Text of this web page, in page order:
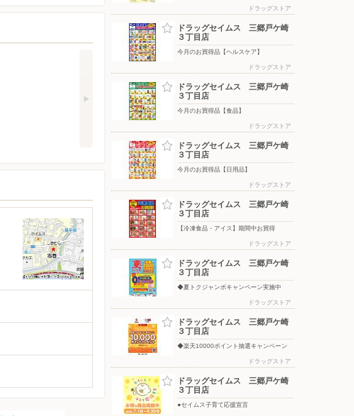
ドラッグストア
ドラッグセイムス 三郷戸ケ崎
３丁目店
今月のお買得品【ヘルスケア】
ドラッグストア
ドラッグセイムス 三郷戸ケ崎
３丁目店
今月のお買得品【食品】
ドラッグストア
ドラッグセイムス 三郷戸ケ崎
３丁目店
今月のお買得品【日用品】
ドラッグストア
ドラッグセイムス 三郷戸ケ崎
３丁目店
【冷凍食品・アイス】期間中お買得
ドラッグストア
ドラッグセイムス 三郷戸ケ崎
３丁目店
◆夏トクジャンボキャンペーン実施中
ドラッグストア
ドラッグセイムス 三郷戸ケ崎
３丁目店
◆楽天10000ポイント抽選キャンペーン
ドラッグストア
ドラッグセイムス 三郷戸ケ崎
３丁目店
●セイムス子育て応援宣言